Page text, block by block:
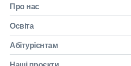
Про нас
Освіта
Абітурієнтам